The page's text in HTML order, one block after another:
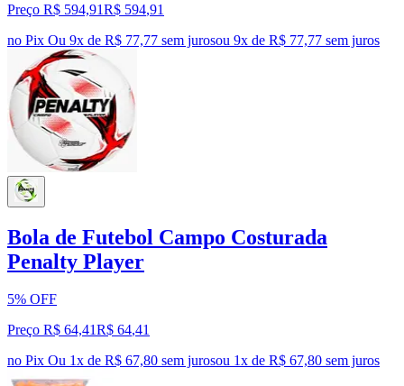
Preço R$ 594,91R$ 594,91
no Pix Ou 9x de R$ 77,77 sem jurosou 9x de R$ 77,77 sem juros
Bola de Futebol Campo Costurada
Penalty Player
5% OFF
Preço R$ 64,41R$ 64,41
no Pix Ou 1x de R$ 67,80 sem jurosou 1x de R$ 67,80 sem juros